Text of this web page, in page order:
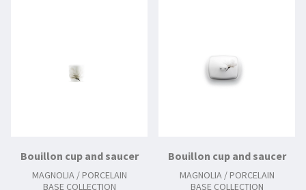
Bouillon cup and saucer
MAGNOLIA / PORCELAIN
BASE COLLECTION
Bouillon cup and saucer
MAGNOLIA / PORCELAIN
BASE COLLECTION